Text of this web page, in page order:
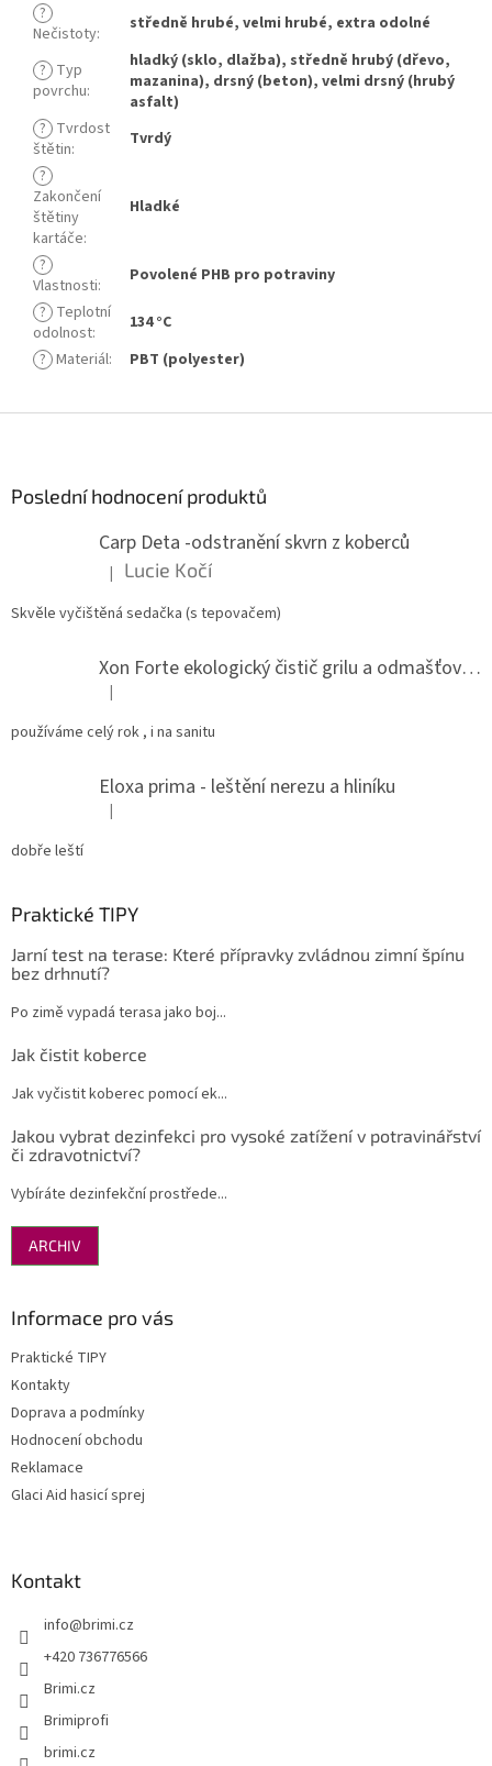
?
Nečistoty: středně hrubé, velmi hrubé, extra odolné
? Typ
povrchu:
hladký (sklo, dlažba), středně hrubý (dřevo,
mazanina), drsný (beton), velmi drsný (hrubý
asfalt)
? Tvrdost
štětin:
Tvrdý
?
Zakončení
štětiny
kartáče:
Hladké
?
Vlastnosti:
Povolené PHB pro potraviny
? Teplotní
odolnost:
134 °C
? Materiál: PBT (polyester)
Poslední hodnocení produktů
Carp Deta -odstranění skvrn z koberců
Hodnocení produktu je 5 z 5 hvězdiček.
| Lucie Kočí
Skvěle vyčištěná sedačka (s tepovačem)
Xon Forte ekologický čistič grilu a odmašťovač do kuchyně
Hodnocení produktu je 5 z 5 hvězdiček.
|
používáme celý rok , i na sanitu
Eloxa prima - leštění nerezu a hliníku
Hodnocení produktu je 5 z 5 hvězdiček.
|
dobře leští
Praktické TIPY
Jarní test na terase: Které přípravky zvládnou zimní špínu
bez drhnutí?
Po zimě vypadá terasa jako boj...
Jak čistit koberce
Jak vyčistit koberec pomocí ek...
Jakou vybrat dezinfekci pro vysoké zatížení v potravinářství
či zdravotnictví?
Vybíráte dezinfekční prostřede...
ARCHIV
Informace pro vás
Praktické TIPY
Kontakty
Doprava a podmínky
Hodnocení obchodu
Reklamace
Glaci Aid hasicí sprej
Kontakt
info@brimi.cz
+420 736776566
Brimi.cz
Brimiprofi
brimi.cz